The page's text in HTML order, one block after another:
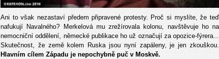
Ani to však nezastaví předem připravené protesty. Proč si myslíte, že teď
nafukují Navalného? Merkelová mu zrežírovala kolonu, navštěvuje ho na
nemocniční oddělení, německé publikace ho už označují za opozice-fýrera...
Skutečnost, že země kolem Ruska jsou nyní zapáleny, je jen zkouškou.
Hlavním cílem Západu je nepochybně puč v Moskvě.